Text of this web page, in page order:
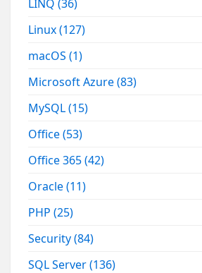
LINQ(36)
Linux(127)
macOS(1)
Microsoft Azure(83)
MySQL(15)
Office(53)
Office 365(42)
Oracle(11)
PHP(25)
Security(84)
SQL Server(136)